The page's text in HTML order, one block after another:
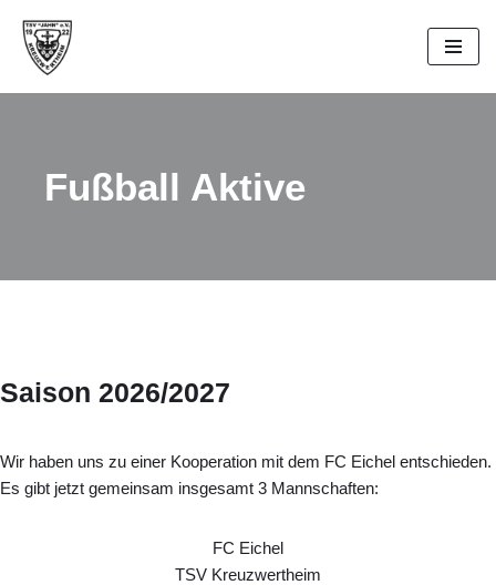
Zum
Fußball Aktive
Saison 2026/2027
Wir haben uns zu einer Kooperation mit dem FC Eichel entschieden.
Es gibt jetzt gemeinsam insgesamt 3 Mannschaften:
FC Eichel
TSV Kreuzwertheim